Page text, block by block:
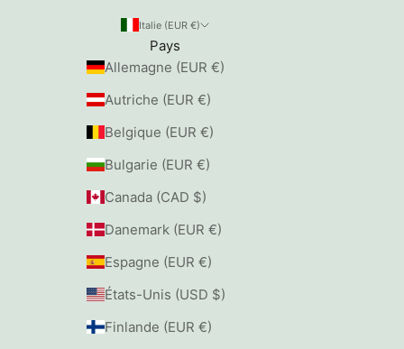
Italie (EUR €)
Pays
Allemagne (EUR €)
Autriche (EUR €)
Belgique (EUR €)
Bulgarie (EUR €)
Canada (CAD $)
Danemark (EUR €)
Espagne (EUR €)
États-Unis (USD $)
Finlande (EUR €)